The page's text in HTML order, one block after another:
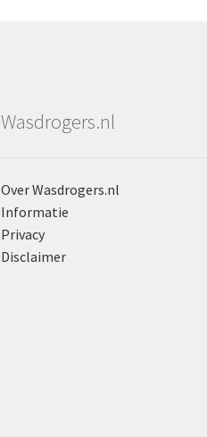
Wasdrogers.nl
Over Wasdrogers.nl
Informatie
Privacy
Disclaimer